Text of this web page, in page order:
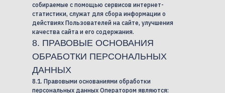
собираемые с помощью сервисов интернет-
статистики, служат для сбора информации о
действиях Пользователей на сайте, улучшения
качества сайта и его содержания.
8. ПРАВОВЫЕ ОСНОВАНИЯ
ОБРАБОТКИ ПЕРСОНАЛЬНЫХ
ДАННЫХ
8.1. Правовыми основаниями обработки
персональных данных Оператором являются: